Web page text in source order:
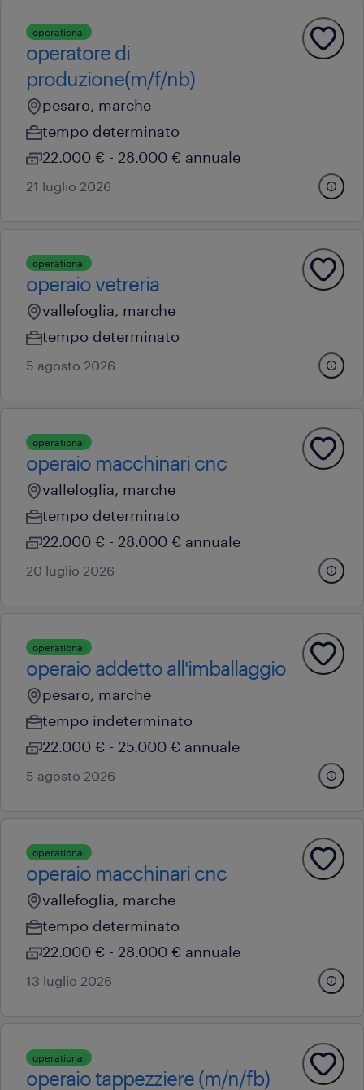
operational
operatore di
produzione(m/f/nb)
pesaro, marche
tempo determinato
22.000 € - 28.000 € annuale
21 luglio 2026
operational
operaio vetreria
vallefoglia, marche
tempo determinato
5 agosto 2026
operational
operaio macchinari cnc
vallefoglia, marche
tempo determinato
22.000 € - 28.000 € annuale
20 luglio 2026
operational
operaio addetto all'imballaggio
pesaro, marche
tempo indeterminato
22.000 € - 25.000 € annuale
5 agosto 2026
operational
operaio macchinari cnc
vallefoglia, marche
tempo determinato
22.000 € - 28.000 € annuale
13 luglio 2026
operational
operaio tappezziere (m/n/fb)